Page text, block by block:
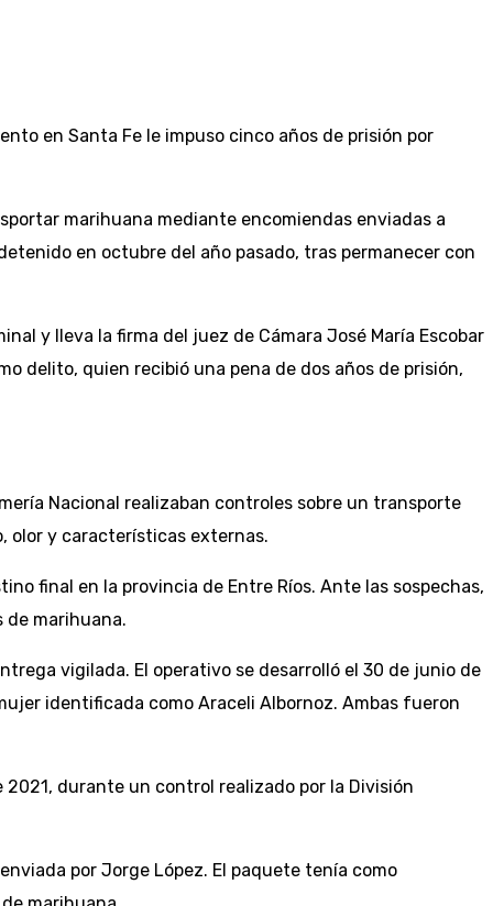
en Santa Fe le impuso cinco años de prisión por
marihuana mediante encomiendas enviadas a
en octubre del año pasado, tras permanecer con
y lleva la firma del juez de Cámara José María Escobar
delito, quien recibió una pena de dos años de prisión,
Nacional realizaban controles sobre un transporte
olor y características externas.
final en la provincia de Entre Ríos. Ante las sospechas,
de marihuana.
vigilada. El operativo se desarrolló el 30 de junio de
identificada como Araceli Albornoz. Ambas fueron
durante un control realizado por la División
por Jorge López. El paquete tenía como